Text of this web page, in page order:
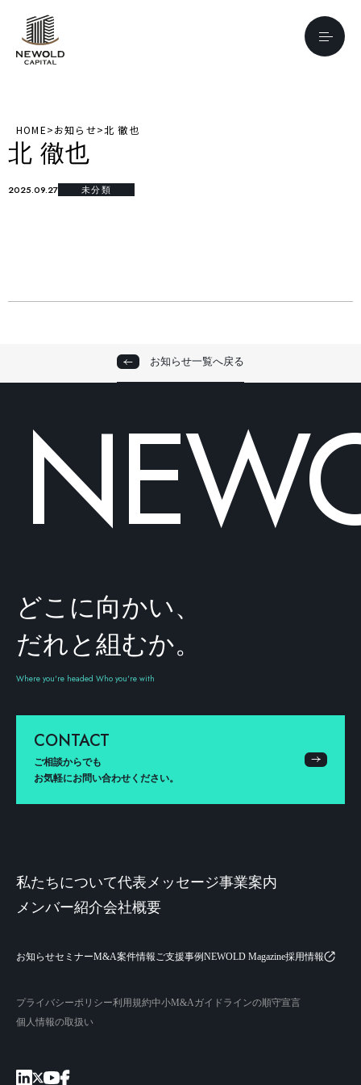
HOME>お知らせ>北 徹也
北 徹也
2025.09.27 未分類
お知らせ一覧へ戻る
どこに向かい、
だれと組むか。
Where you're headed Who you're with
CONTACT
ご相談からでも
お気軽にお問い合わせください。
私たちについて代表メッセージ事業案内
メンバー紹介会社概要
お知らせセミナーM&A案件情報 ご支援事例NEWOLD Magazine採用情報
プライバシーポリシー利用規約中小M&Aガイドラインの順守宣言
個人情報の取扱い